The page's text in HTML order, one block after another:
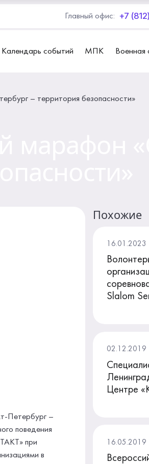
Главный офис: +7
Календарь событий МПК Военная
– территория безопасности»
Петербург –
поведения
при
в
Похожие
16.01.2023
Slalom
02.12.2019
Центре
16.05.2019